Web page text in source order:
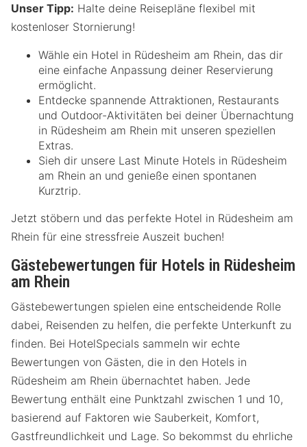
Unser Tipp: Halte deine Reisepläne flexibel mit
kostenloser Stornierung!
Wähle ein Hotel in Rüdesheim am Rhein, das dir
eine einfache Anpassung deiner Reservierung
ermöglicht.
Entdecke spannende Attraktionen, Restaurants
und Outdoor-Aktivitäten bei deiner Übernachtung
in Rüdesheim am Rhein mit unseren speziellen
Extras.
Sieh dir unsere Last Minute Hotels in Rüdesheim
am Rhein an und genieße einen spontanen
Kurztrip.
Jetzt stöbern und das perfekte Hotel in Rüdesheim am
Rhein für eine stressfreie Auszeit buchen!
Gästebewertungen für Hotels in Rüdesheim
am Rhein
Gästebewertungen spielen eine entscheidende Rolle
dabei, Reisenden zu helfen, die perfekte Unterkunft zu
finden. Bei HotelSpecials sammeln wir echte
Bewertungen von Gästen, die in den Hotels in
Rüdesheim am Rhein übernachtet haben. Jede
Bewertung enthält eine Punktzahl zwischen 1 und 10,
basierend auf Faktoren wie Sauberkeit, Komfort,
Gastfreundlichkeit und Lage. So bekommst du ehrliche